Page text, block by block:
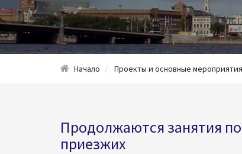
Начало Проекты и основные мероприятия
Продолжаются занятия
приезжих